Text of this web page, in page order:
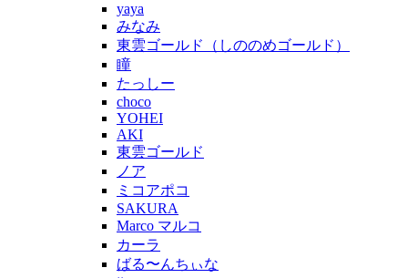
yaya
みなみ
東雲ゴールド（しののめゴールド）
瞳
たっしー
choco
YOHEI
AKI
東雲ゴールド
ノア
ミコアポコ
SAKURA
Marco マルコ
カーラ
ばる〜んちぃな